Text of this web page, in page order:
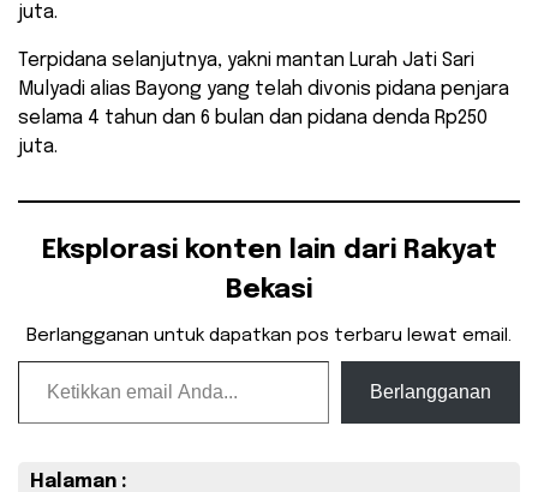
juta.
Terpidana selanjutnya, yakni mantan Lurah Jati Sari
Mulyadi alias Bayong yang telah divonis pidana penjara
selama 4 tahun dan 6 bulan dan pidana denda Rp250
juta.
Eksplorasi konten lain dari Rakyat
Bekasi
Berlangganan untuk dapatkan pos terbaru lewat email.
Ketikkan email Anda...
Berlangganan
Halaman :